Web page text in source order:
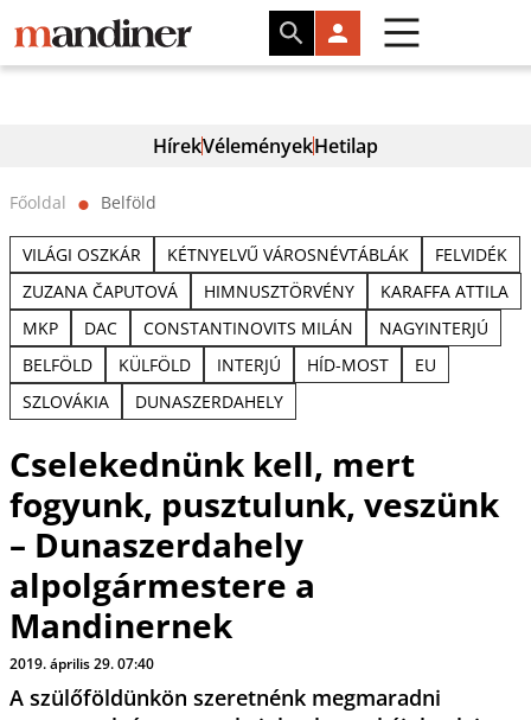
HírekVéleményekHetilap
Főoldal ⬤ Belföld
VILÁGI OSZKÁR KÉTNYELVŰ VÁROSNÉVTÁBLÁK
FELVIDÉK
ZUZANA ČAPUTOVÁ
HIMNUSZTÖRVÉNY
KARAFFA ATTILA
MKP
DAC CONSTANTINOVITS MILÁN
NAGYINTERJÚ
BELFÖLD
KÜLFÖLD INTERJÚ HÍD-MOST
EU
SZLOVÁKIA
DUNASZERDAHELY
Cselekednünk kell, mert
fogyunk, pusztulunk, veszünk
– Dunaszerdahely
alpolgármestere a
Mandinernek
2019. április 29. 07:40
A szülőföldünkön szeretnénk megmaradni